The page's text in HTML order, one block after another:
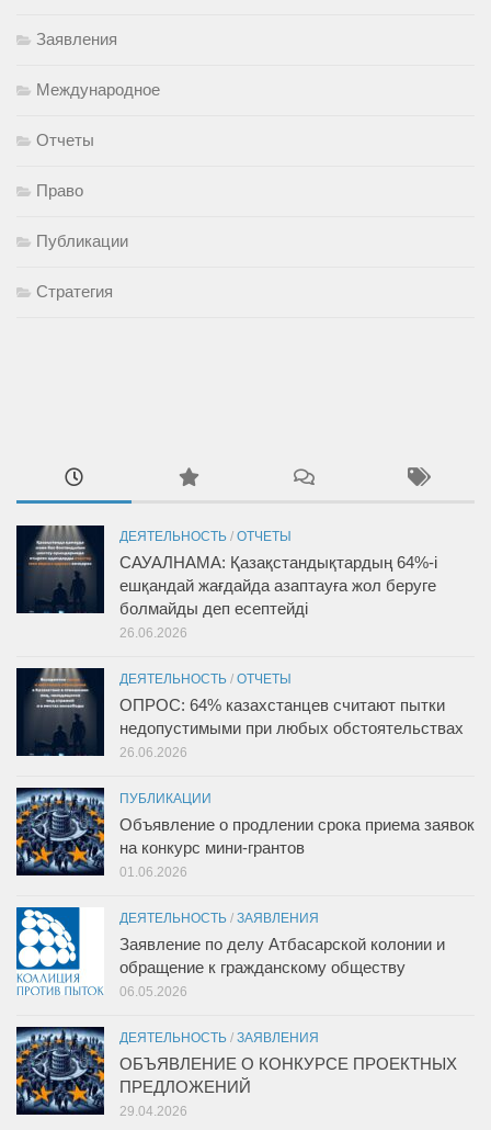
Заявления
Международное
Отчеты
Право
Публикации
Стратегия
ДЕЯТЕЛЬНОСТЬ / ОТЧЕТЫ
САУАЛНАМА: Қазақстандықтардың 64%-і
ешқандай жағдайда азаптауға жол беруге
болмайды деп есептейді
26.06.2026
ДЕЯТЕЛЬНОСТЬ / ОТЧЕТЫ
ОПРОС: 64% казахстанцев считают пытки
недопустимыми при любых обстоятельствах
26.06.2026
ПУБЛИКАЦИИ
Объявление о продлении срока приема заявок
на конкурс мини-грантов
01.06.2026
ДЕЯТЕЛЬНОСТЬ / ЗАЯВЛЕНИЯ
Заявление по делу Атбасарской колонии и
обращение к гражданскому обществу
06.05.2026
ДЕЯТЕЛЬНОСТЬ / ЗАЯВЛЕНИЯ
ОБЪЯВЛЕНИЕ О КОНКУРСЕ ПРОЕКТНЫХ
ПРЕДЛОЖЕНИЙ
29.04.2026